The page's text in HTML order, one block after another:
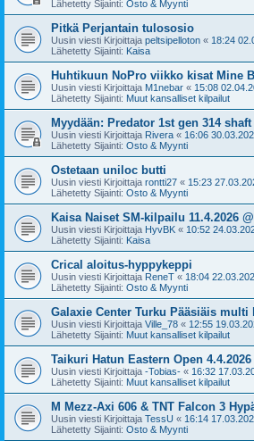
Lähetetty Sijainti: Osto & Myynti
Pitkä Perjantain tulososio
Uusin viesti Kirjoittaja peltsipelloton « 18:24
Lähetetty Sijainti: Kaisa
Huhtikuun NoPro viikko kisat Mine
Uusin viesti Kirjoittaja M1nebar « 15:08
Lähetetty Sijainti: Muut kansalliset kilpailut
Myydään: Predator 1st gen 314 shaft
Uusin viesti Kirjoittaja Rivera « 16:06
Lähetetty Sijainti: Osto & Myynti
Ostetaan uniloc butti
Uusin viesti Kirjoittaja rontti27 « 15:23
Lähetetty Sijainti: Osto & Myynti
Kaisa Naiset SM-kilpailu 11.4.2026
Uusin viesti Kirjoittaja HyvBK « 10:52
Lähetetty Sijainti: Kaisa
Crical aloitus-hyppykeppi
Uusin viesti Kirjoittaja ReneT « 18:04
Lähetetty Sijainti: Osto & Myynti
Galaxie Center Turku Pääsiäis multi
Uusin viesti Kirjoittaja Ville_78 « 12:55
Lähetetty Sijainti: Muut kansalliset kilpailut
Taikuri Hatun Eastern Open 4.4.2026
Uusin viesti Kirjoittaja -Tobias- « 16:32
Lähetetty Sijainti: Muut kansalliset kilpailut
M Mezz-Axi 606 & TNT Falcon 3
Uusin viesti Kirjoittaja TessU « 16:14
Lähetetty Sijainti: Osto & Myynti